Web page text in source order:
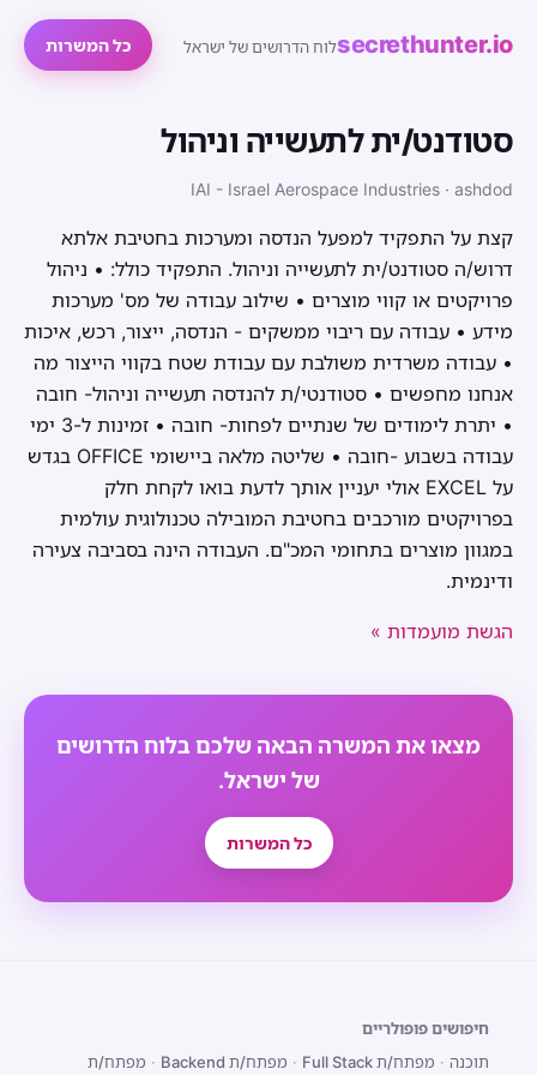
secrethunter.ioלוח הדרושים של ישראל כל המשרות
סטודנט/ית לתעשייה וניהול
IAI - Israel Aerospace Industries · ashdod
קצת על התפקיד למפעל הנדסה ומערכות בחטיבת אלתא
דרוש/ה סטודנט/ית לתעשייה וניהול. התפקיד כולל: • ניהול
פרויקטים או קווי מוצרים • שילוב עבודה של מס' מערכות
מידע • עבודה עם ריבוי ממשקים - הנדסה, ייצור, רכש, איכות
• עבודה משרדית משולבת עם עבודת שטח בקווי הייצור מה
אנחנו מחפשים • סטודנטי/ת להנדסה תעשייה וניהול- חובה
• יתרת לימודים של שנתיים לפחות- חובה • זמינות ל-3 ימי
עבודה בשבוע -חובה • שליטה מלאה ביישומי OFFICE בגדש
על EXCEL אולי יעניין אותך לדעת בואו לקחת חלק
בפרויקטים מורכבים בחטיבת המובילה טכנולוגית עולמית
במגוון מוצרים בתחומי המכ"ם. העבודה הינה בסביבה צעירה
ודינמית.
הגשת מועמדות »
מצאו את המשרה הבאה שלכם בלוח הדרושים
של ישראל.
כל המשרות
חיפושים פופולריים
תוכנה · מפתח/ת Full Stack · מפתח/ת Backend · מפתח/ת